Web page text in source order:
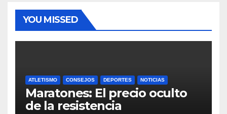
YOU MISSED
ATLETISMO CONSEJOS DEPORTES NOTICIAS
Maratones: El precio oculto
de la resistencia